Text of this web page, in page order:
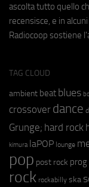
ascolta tutto quello
recensisce, e in
Radiocoop sostiene
TAG CLOUD
ambient beat blues
crossover dance
Grunge; hard rock
kimura laPOP lounge
pop post rock prog
rock rockabilly ska